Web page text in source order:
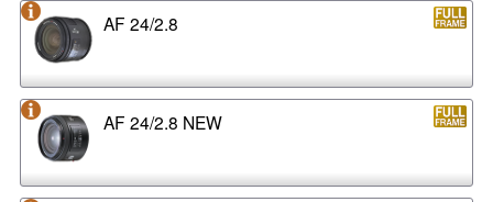
AF 24/2.8
AF 24/2.8 NEW